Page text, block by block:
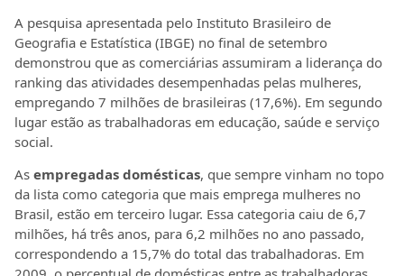
A pesquisa apresentada pelo Instituto Brasileiro de
Geografia e Estatística (IBGE) no final de setembro
demonstrou que as comerciárias assumiram a liderança do
ranking das atividades desempenhadas pelas mulheres,
empregando 7 milhões de brasileiras (17,6%). Em segundo
lugar estão as trabalhadoras em educação, saúde e serviço
social.
As empregadas domésticas, que sempre vinham no topo
da lista como categoria que mais emprega mulheres no
Brasil, estão em terceiro lugar. Essa categoria caiu de 6,7
milhões, há três anos, para 6,2 milhões no ano passado,
correspondendo a 15,7% do total das trabalhadoras. Em